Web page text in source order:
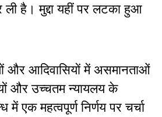
ली है। मुद्दा यहीं पर लटका हुआ
और आदिवासियों में असमानताओं
और उच्चतम न्यायलय के
एक महत्वपूर्ण निर्णय पर चर्चा